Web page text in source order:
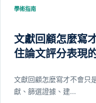
學術指南
文獻回顧怎麼寫
住論文評分表現
文獻回顧怎麼寫才不會只
獻、篩選證據、建...